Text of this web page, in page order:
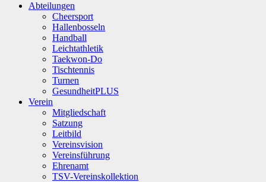
SuchenAbteilungen
Cheersport
Hallenbosseln
Handball
Leichtathletik
Taekwon-Do
Tischtennis
Turnen
GesundheitPLUS
Verein
Mitgliedschaft
Satzung
Leitbild
Vereinsvision
Vereinsführung
Ehrenamt
TSV-Vereinskollektion